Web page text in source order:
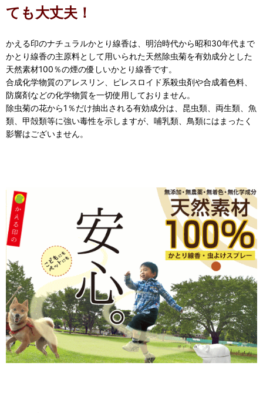
ても大丈夫！
かえる印のナチュラルかとり線香は、明治時代から昭和30年代まで
かとり線香の主原料として用いられた天然除虫菊を有効成分とした
天然素材100％の煙の優しいかとり線香です。
合成化学物質のアレスリン、ピレスロイド系殺虫剤や合成着色料、
防腐剤などの化学物質を一切使用しておりません。
除虫菊の花から1％だけ抽出される有効成分は、昆虫類、両生類、魚
類、甲殻類等に強い毒性を示しますが、哺乳類、鳥類にはまったく
影響はございません。